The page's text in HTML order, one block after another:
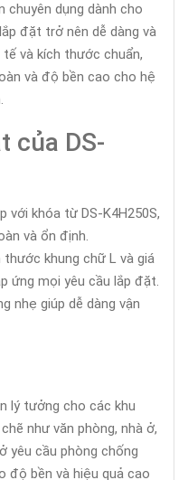
chuyên dụng dành cho
đặt trở nên dễ dàng và
và kích thước chuẩn,
và độ bền cao cho hệ
của DS-
với khóa từ DS-K4H250S,
và ổn định.
thước khung chữ L và giá
ứng mọi yêu cầu lắp đặt.
nhẹ giúp dễ dàng vận
lý tưởng cho các khu
như văn phòng, nhà ở,
yêu cầu phòng chống
độ bền và hiệu quả cao